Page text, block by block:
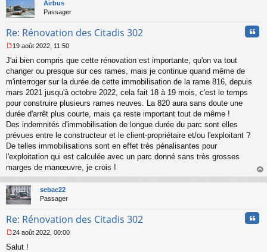
Airbus
Passager
Re: Rénovation des Citadis 302
e
s
s
g
e
n
o
n
u
19 août 2022, 11:50
J'ai bien compris que cette rénovation est importante, qu'on va tout
changer ou presque sur ces rames, mais je continue quand même de
m'interroger sur la durée de cette immobilisation de la rame 816, depuis
mars 2021 jusqu'à octobre 2022, cela fait 18 à 19 mois, c'est le temps
pour construire plusieurs rames neuves. La 820 aura sans doute une
durée d'arrêt plus courte, mais ça reste important tout de même !
Des indemnités d'immobilisation de longue durée du parc sont elles
prévues entre le constructeur et le client-propriétaire et/ou l'exploitant ?
De telles immobilisations sont en effet très pénalisantes pour
l'exploitation qui est calculée avec un parc donné sans très grosses
marges de manœuvre, je crois !
au
sebac22
Passager
Re: Rénovation des Citadis 302
e
24 août 2022, 00:00
Salut !